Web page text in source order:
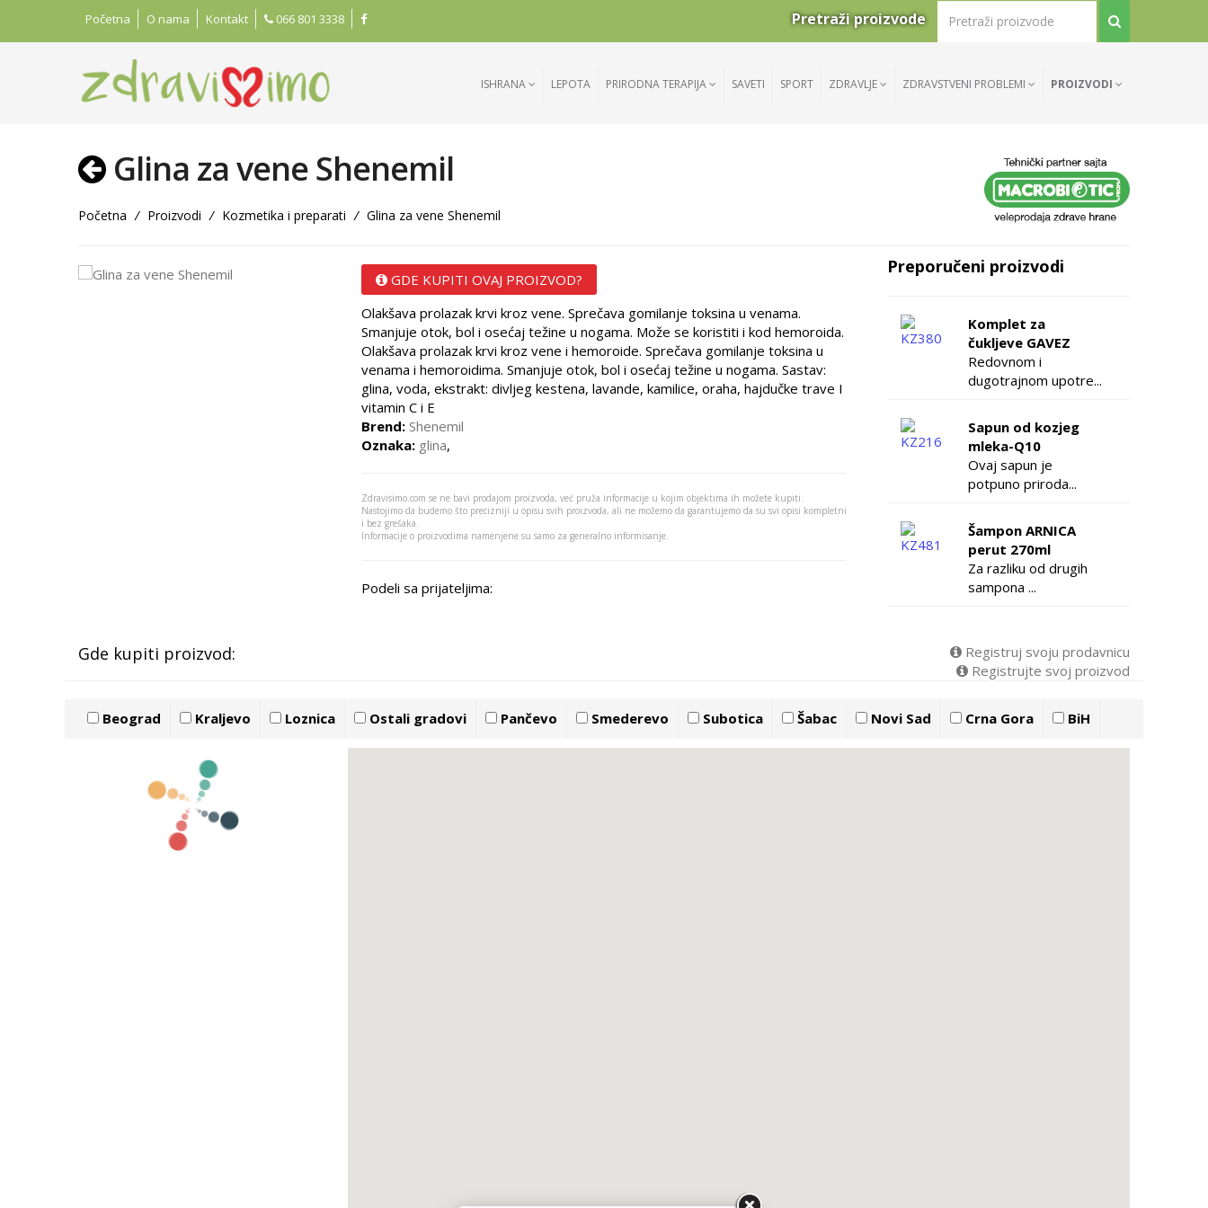
Početna O nama Kontakt 066 801 3338 Pretraži proizvode
ISHRANA LEPOTA PRIRODNA TERAPIJA SAVETI SPORT ZDRAVLJE ZDRAVSTVENI PROBLEMI PROIZVODI
Glina za vene Shenemil
Početna / Proizvodi / Kozmetika i preparati / Glina za vene Shenemil
GDE KUPITI OVAJ PROIZVOD?
Olakšava prolazak krvi kroz vene. Sprečava gomilanje toksina u venama.
Smanjuje otok, bol i osećaj težine u nogama. Može se koristiti i kod hemoroida.
Olakšava prolazak krvi kroz vene i hemoroide. Sprečava gomilanje toksina u
venama i hemoroidima. Smanjuje otok, bol i osećaj težine u nogama. Sastav:
glina, voda, ekstrakt: divljeg kestena, lavande, kamilice, oraha, hajdučke trave I
vitamin C i E
Brend: Shenemil
Oznaka: glina,
Zdravisimo.com se ne bavi prodajom proizvoda, već pruža informacije u kojim objektima ih možete kupiti.
Nastojimo da budemo što precizniji u opisu svih proizvoda, ali ne možemo da garantujemo da su svi opisi kompletni
i bez grešaka.
Informacije o proizvodima namenjene su samo za generalno informisanje.
Podeli sa prijateljima:
Preporučeni proizvodi
Komplet za
čukljeve GAVEZ
Redovnom i
dugotrajnom upotre...
Sapun od kozjeg
mleka-Q10
Ovaj sapun je
potpuno priroda...
Šampon ARNICA
perut 270ml
Za razliku od drugih
sampona ...
Gde kupiti proizvod:
Registruj svoju prodavnicu
Registrujte svoj proizvod
Beograd Kraljevo Loznica Ostali gradovi Pančevo Smederevo Subotica Šabac Novi Sad Crna Gora BiH